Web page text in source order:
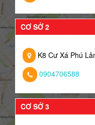
CƠ SỞ 2
K8 Cư Xá Phú
0904706588
CƠ SỞ 3